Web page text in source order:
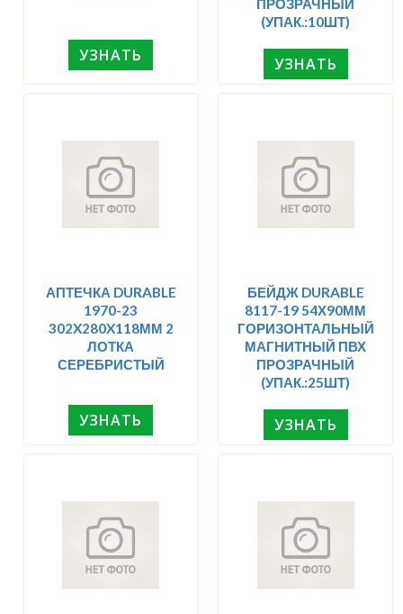
УЗНАТЬ
ПРОЗРАЧНЫЙ
(УПАК.:10ШТ)
УЗНАТЬ
АПТЕЧКА DURABLE
1970-23
302X280X118ММ 2
ЛОТКА
СЕРЕБРИСТЫЙ
УЗНАТЬ
БЕЙДЖ DURABLE
8117-19 54Х90ММ
ГОРИЗОНТАЛЬНЫЙ
МАГНИТНЫЙ ПВХ
ПРОЗРАЧНЫЙ
(УПАК.:25ШТ)
УЗНАТЬ